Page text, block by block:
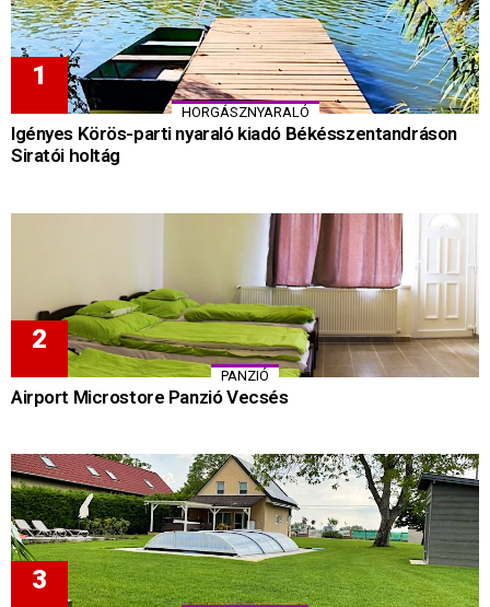
HORGÁSZNYARALÓ
Igényes Körös-parti nyaraló kiadó Békésszentandráson
Siratói holtág
PANZIÓ
Airport Microstore Panzió Vecsés